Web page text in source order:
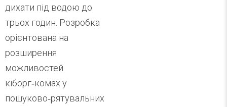
дихати під водою до
трьох годин. Розробка
орієнтована на
розширення
можливостей
кіборг‑комах у
пошуково‑рятувальних